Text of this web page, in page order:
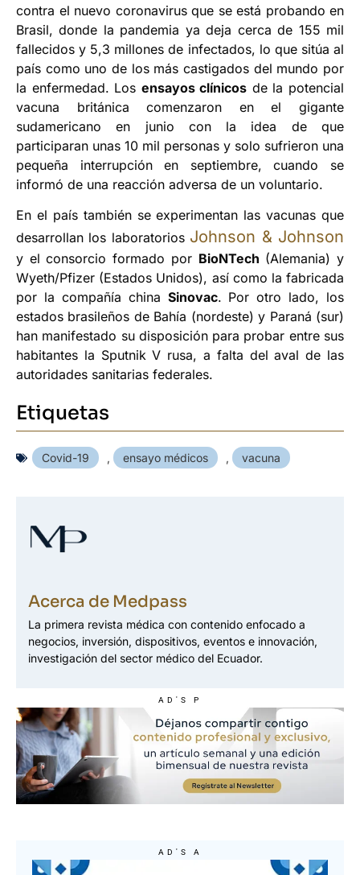
contra el nuevo coronavirus que se está probando en
Brasil, donde la pandemia ya deja cerca de 155 mil
fallecidos y 5,3 millones de infectados, lo que sitúa al
país como uno de los más castigados del mundo por
la enfermedad. Los ensayos clínicos de la potencial
vacuna británica comenzaron en el gigante
sudamericano en junio con la idea de que
participaran unas 10 mil personas y solo sufrieron una
pequeña interrupción en septiembre, cuando se
informó de una reacción adversa de un voluntario.
En el país también se experimentan las vacunas que
desarrollan los laboratorios Johnson & Johnson
y el consorcio formado por BioNTech (Alemania) y
Wyeth/Pfizer (Estados Unidos), así como la fabricada
por la compañía china Sinovac. Por otro lado, los
estados brasileños de Bahía (nordeste) y Paraná (sur)
han manifestado su disposición para probar entre sus
habitantes la Sputnik V rusa, a falta del aval de las
autoridades sanitarias federales.
Etiquetas
Covid-19 , ensayo médicos , vacuna
Acerca de Medpass
La primera revista médica con contenido enfocado a
negocios, inversión, dispositivos, eventos e innovación,
investigación del sector médico del Ecuador.
AD'S P
AD'S A